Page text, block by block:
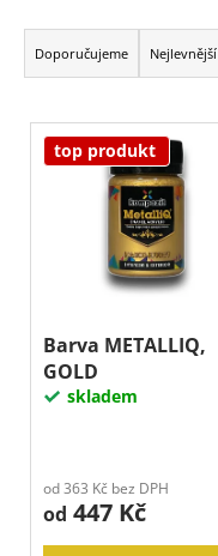
Ř
a
z
e
Doporučujeme Nejlevnější
V
top produkt
Barva METALLIQ,
GOLD
skladem
od 363 Kč bez DPH
od 447 Kč
?
Hledat
m